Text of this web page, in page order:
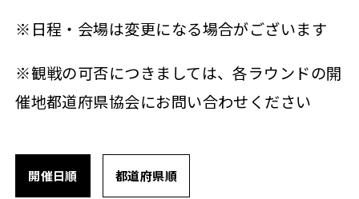
※日程・会場は変更になる場合がございます
※観戦の可否につきましては、各ラウンドの開
催地都道府県協会にお問い合わせください
開催日順 都道府県順